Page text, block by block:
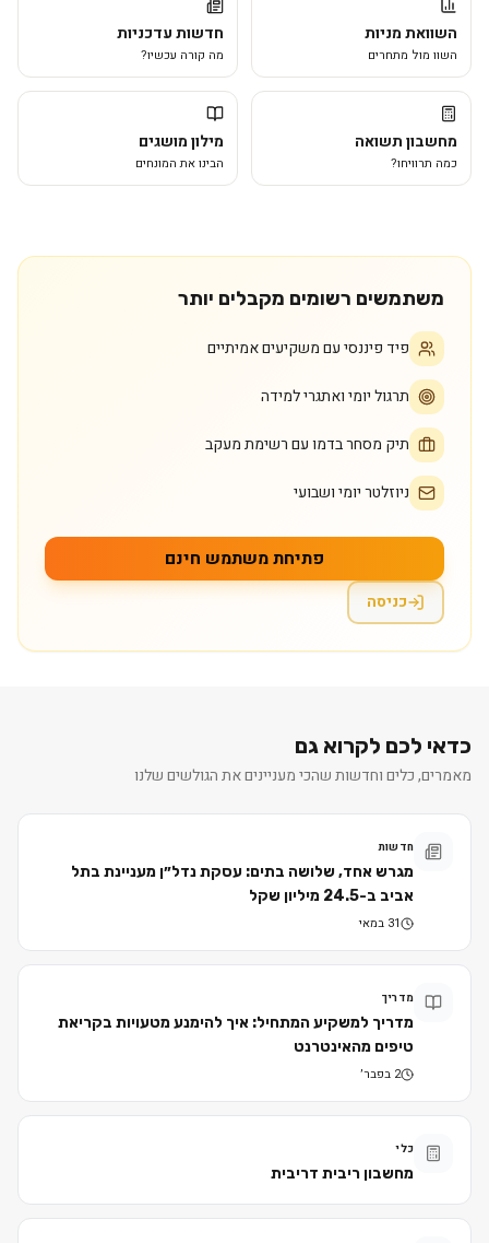
השוואת מניות
השוו מול מתחרים
חדשות עדכניות
מה קורה עכשיו?
מחשבון תשואה
כמה תרוויחו?
מילון מושגים
הבינו את המונחים
משתמשים רשומים מקבלים יותר
פיד פיננסי עם משקיעים אמיתיים
תרגול יומי ואתגרי למידה
תיק מסחר בדמו עם רשימת מעקב
ניוזלטר יומי ושבועי
פתיחת משתמש חינם
כניסה
כדאי לכם לקרוא גם
מאמרים, כלים וחדשות שהכי מעניינים את הגולשים שלנו
חדשות
מגרש אחד, שלושה בתים: עסקת נדל״ן מעניינת בתל
אביב ב-24.5 מיליון שקל
31 במאי
מדריך
מדריך למשקיע המתחיל: איך להימנע מטעויות בקריאת
טיפים מהאינטרנט
2 בפבר׳
כלי
מחשבון ריבית דריבית